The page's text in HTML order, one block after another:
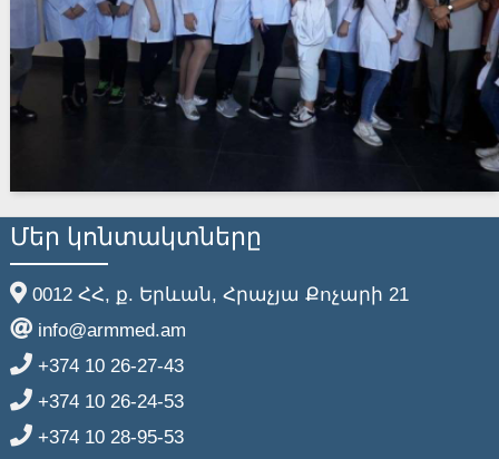
Մեր կոնտակտները
0012 ՀՀ, ք. Երևան, Հրաչյա Քոչարի 21
info@armmed.am
+374 10 26-27-43
+374 10 26-24-53
+374 10 28-95-53